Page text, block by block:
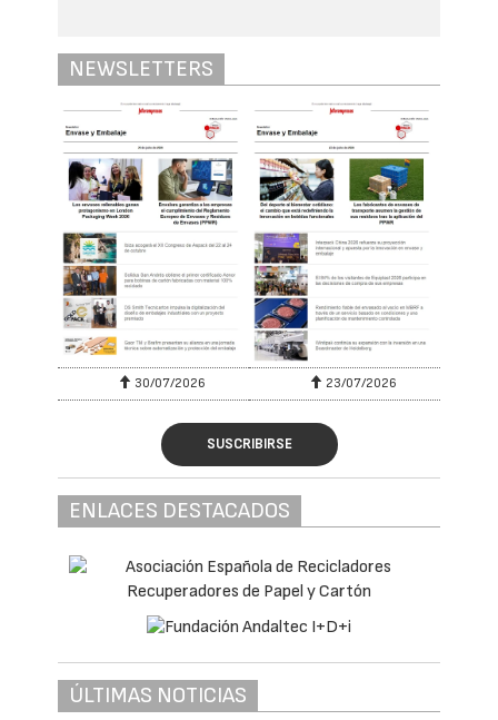
NEWSLETTERS
30/07/2026 23/07/2026
SUSCRIBIRSE
ENLACES DESTACADOS
ÚLTIMAS NOTICIAS